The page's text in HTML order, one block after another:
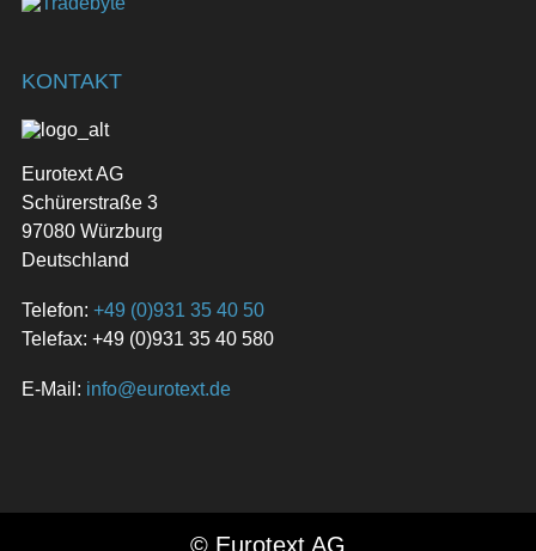
KONTAKT
Eurotext AG
Schürerstraße 3
97080 Würzburg
Deutschland
Telefon: +49 (0)931 35 40 50
Telefax: +49 (0)931 35 40 580
E-Mail: info@eurotext.de
© Eurotext AG